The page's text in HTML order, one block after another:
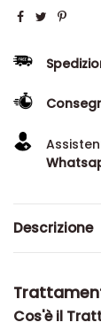
Descrizione
Cos'è il